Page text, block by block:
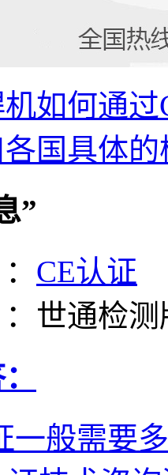
机如何通
国具体
”
CE认证
世通检测
一般需要